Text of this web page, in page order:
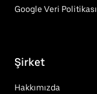
Google Veri Politikası
Şirket
Hakkımızda